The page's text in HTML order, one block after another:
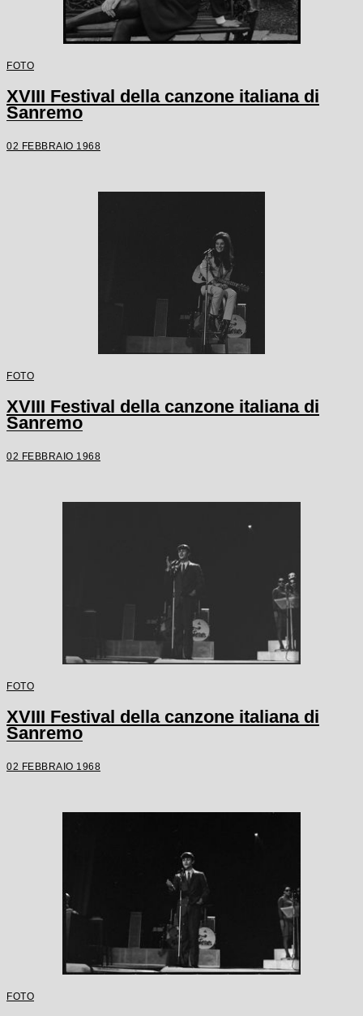
FOTO
XVIII Festival della canzone italiana di
Sanremo
02 FEBBRAIO 1968
FOTO
XVIII Festival della canzone italiana di
Sanremo
02 FEBBRAIO 1968
FOTO
XVIII Festival della canzone italiana di
Sanremo
02 FEBBRAIO 1968
FOTO